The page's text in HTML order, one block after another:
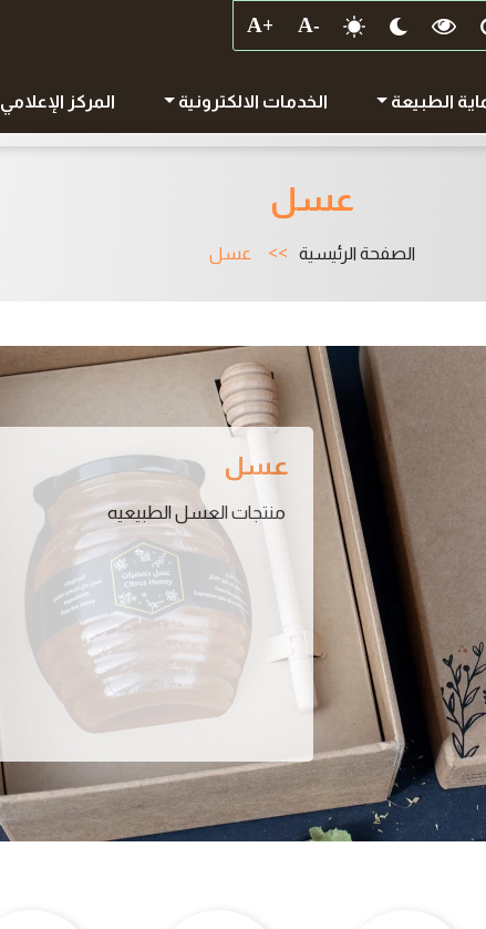
الطبيعة الخدمات الالكترونية المركز الإعلامي
عسل
الصفحة الرئيسية عسل
عسل
منتجات العسل الطبيعيه